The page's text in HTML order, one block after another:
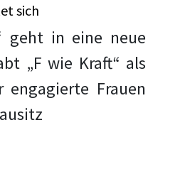
sich
geht in eine neue
„F wie Kraft“ als
Frauen